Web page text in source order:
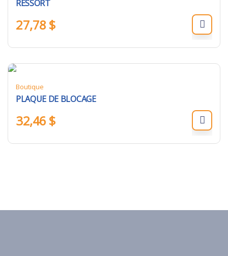
RESSORT
27,78 $
Boutique
PLAQUE DE BLOCAGE
32,46 $